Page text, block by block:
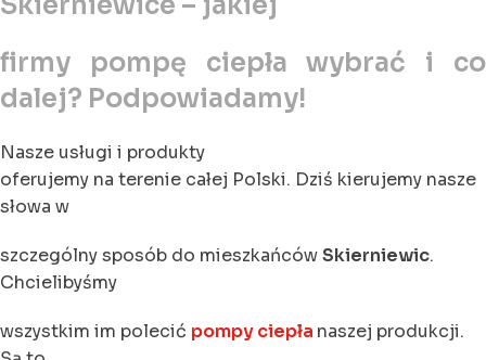
firmy pompę ciepła wybrać i co
dalej? Podpowiadamy!
Nasze usługi i produkty
oferujemy na terenie całej Polski. Dziś kierujemy nasze
słowa w
szczególny sposób do mieszkańcówSkierniewic.
Chcielibyśmy
wszystkim im polecić pompy ciepła naszej produkcji.